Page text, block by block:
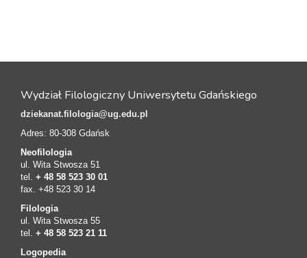
Wydział Filologiczny Uniwersytetu Gdańskiego
dziekanat.filologia@ug.edu.pl
Adres: 80-308 Gdańsk
Neofilologia
ul. Wita Stwosza 51
tel. + 48 58 523 30 01
fax. +48 523 30 14
Filologia
ul. Wita Stwosza 55
tel. + 48 58 523 21 11
Logopedia